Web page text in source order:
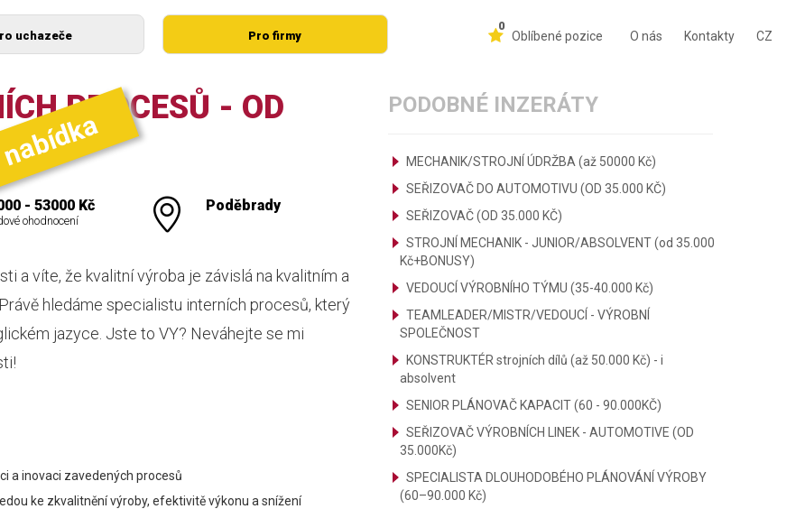
uchazeče Pro firmy
0
Oblíbené pozice O nás Kontakty CZ
PROCESŮ - OD
- 53000 Kč
ohodnocení
Poděbrady
a víte, že kvalitní výroba je závislá na kvalitním a
hledáme specialistu interních procesů, který
jazyce. Jste to VY? Neváhejte se mi
a inovaci zavedených procesů
ke zkvalitnění výroby, efektivitě výkonu a snížení
PODOBNÉ INZERÁTY
MECHANIK/STROJNÍ ÚDRŽBA (až 50000 Kč)
SEŘIZOVAČ DO AUTOMOTIVU (OD 35.000 KČ)
SEŘIZOVAČ (OD 35.000 KČ)
STROJNÍ MECHANIK - JUNIOR/ABSOLVENT (od 35.000
Kč+BONUSY)
VEDOUCÍ VÝROBNÍHO TÝMU (35-40.000 Kč)
TEAMLEADER/MISTR/VEDOUCÍ - VÝROBNÍ
SPOLEČNOST
KONSTRUKTÉR strojních dílů (až 50.000 Kč) - i
absolvent
SENIOR PLÁNOVAČ KAPACIT (60 - 90.000KČ)
SEŘIZOVAČ VÝROBNÍCH LINEK - AUTOMOTIVE (OD
35.000Kč)
SPECIALISTA DLOUHODOBÉHO PLÁNOVÁNÍ VÝROBY
(60–90.000 Kč)